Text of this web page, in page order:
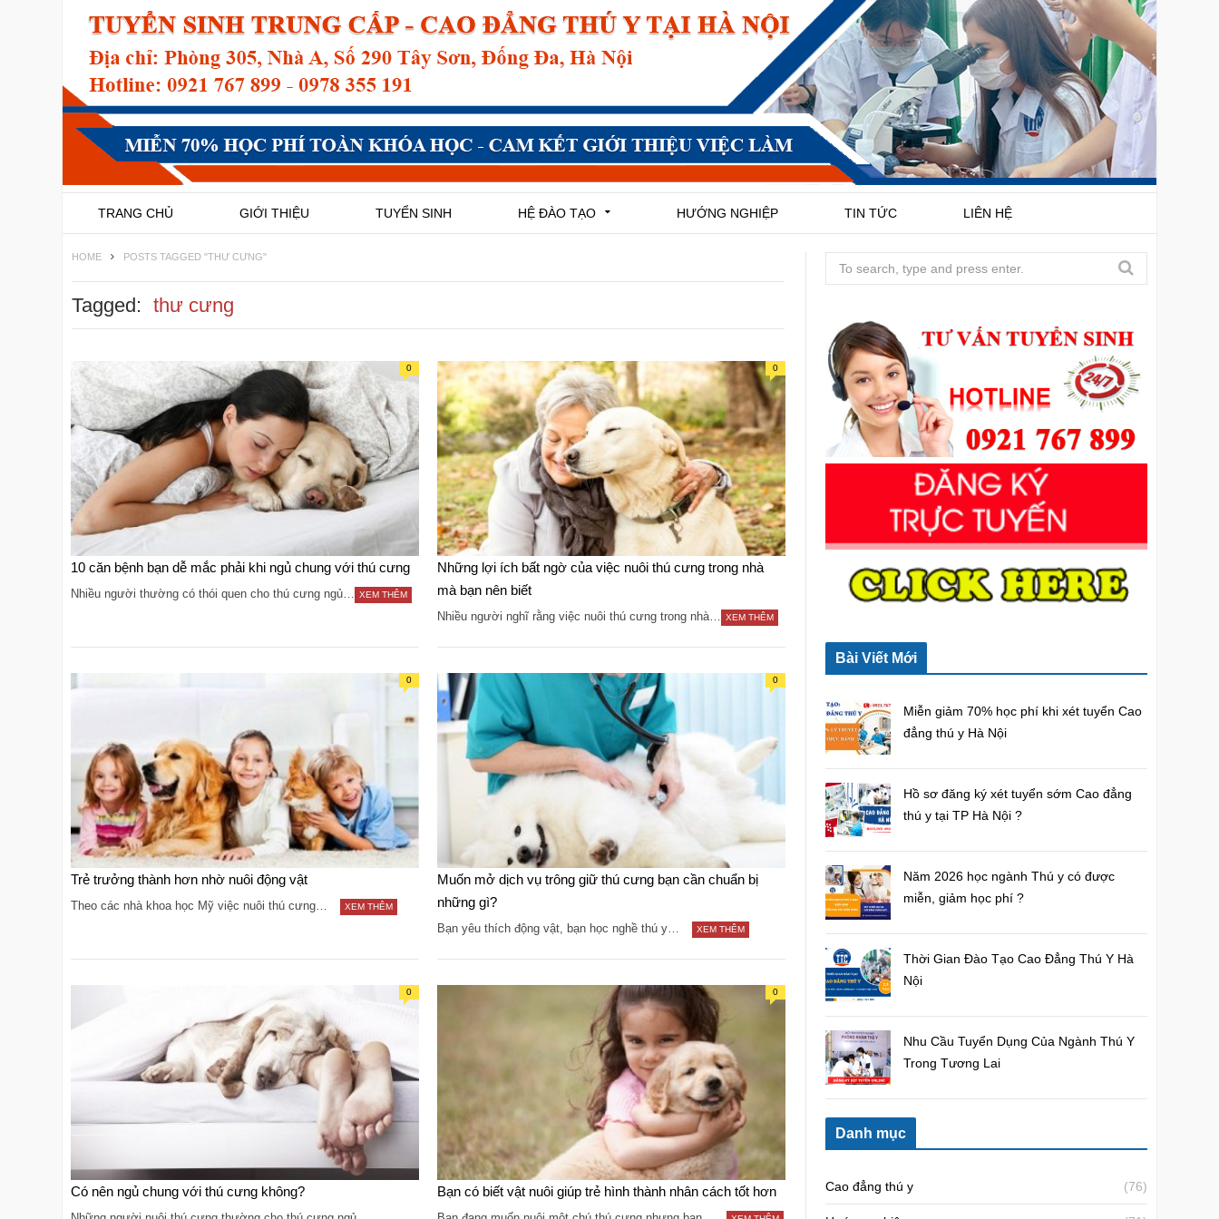
TRANG CHỦ GIỚI THIỆU TUYỂN SINH HỆ ĐÀO TẠO HƯỚNG NGHIỆP TIN TỨC LIÊN HỆ
HOME POSTS TAGGED "THƯ CƯNG"
Tagged: thư cưng
0
10 căn bệnh bạn dễ mắc phải khi ngủ chung với thú cưng
Nhiều người thường có thói quen cho thú cưng ngủ… XEM THÊM
0
Những lợi ích bất ngờ của việc nuôi thú cưng trong nhà
mà bạn nên biết
Nhiều người nghĩ rằng việc nuôi thú cưng trong nhà… XEM THÊM
0
Trẻ trưởng thành hơn nhờ nuôi động vật
Theo các nhà khoa học Mỹ việc nuôi thú cưng… XEM THÊM
0
Muốn mở dịch vụ trông giữ thú cưng bạn cần chuẩn bị
những gì?
Bạn yêu thích động vật, bạn học nghề thú y… XEM THÊM
0
Có nên ngủ chung với thú cưng không?
0
Bạn có biết vật nuôi giúp trẻ hình thành nhân cách tốt hơn
e
c
h
Bài Viết Mới
Miễn giảm 70% học phí khi xét tuyển Cao
đẳng thú y Hà Nội
Hồ sơ đăng ký xét tuyển sớm Cao đẳng
thú y tại TP Hà Nội ?
Năm 2026 học ngành Thú y có được
miễn, giảm học phí ?
Thời Gian Đào Tạo Cao Đẳng Thú Y Hà
Nội
Nhu Cầu Tuyển Dụng Của Ngành Thú Y
Trong Tương Lai
Danh mục
Cao đẳng thú y (76)